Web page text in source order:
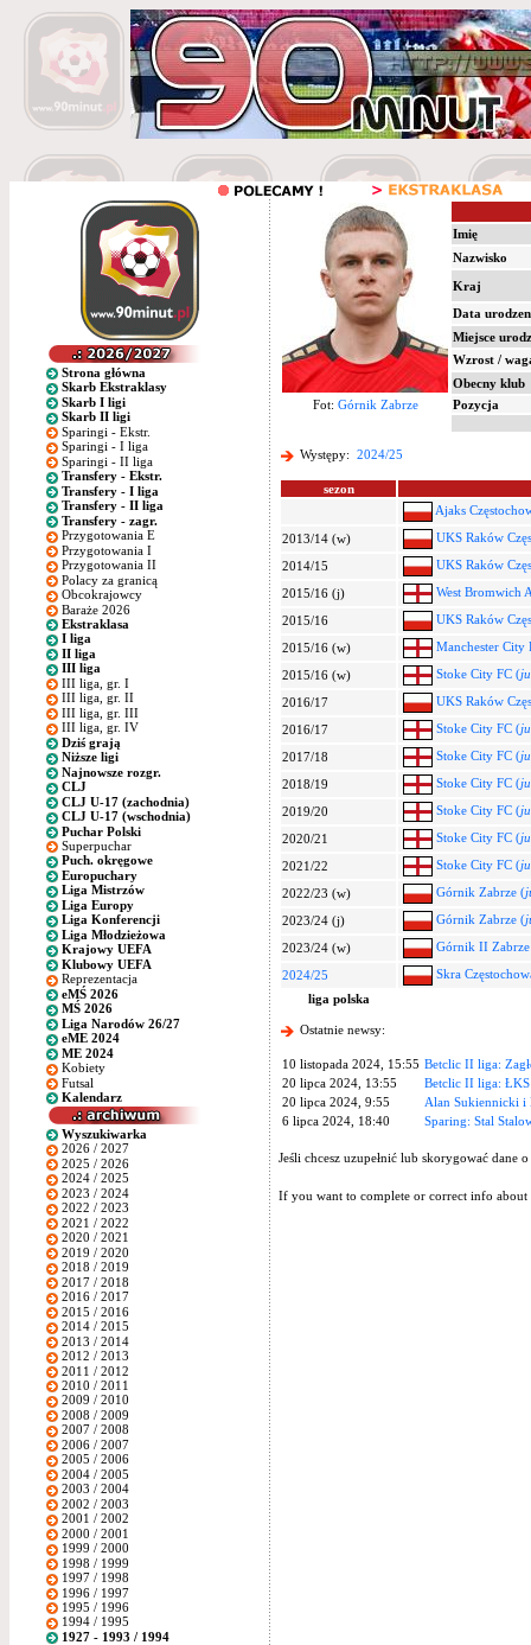
Strona główna
Skarb Ekstraklasy
Skarb I ligi
Skarb II ligi
Sparingi - Ekstr.
Sparingi - I liga
Sparingi - II liga
Transfery - Ekstr.
Transfery - I liga
Transfery - II liga
Transfery - zagr.
Przygotowania E
Przygotowania I
Przygotowania II
Polacy za granicą
Obcokrajowcy
Baraże 2026
Ekstraklasa
I liga
II liga
III liga
III liga, gr. I
III liga, gr. II
III liga, gr. III
III liga, gr. IV
Dziś grają
Niższe ligi
Najnowsze rozgr.
CLJ
CLJ U-17 (zachodnia)
CLJ U-17 (wschodnia)
Puchar Polski
Superpuchar
Puch. okręgowe
Europuchary
Liga Mistrzów
Liga Europy
Liga Konferencji
Liga Młodzieżowa
Krajowy UEFA
Klubowy UEFA
Reprezentacja
eMŚ 2026
MŚ 2026
Liga Narodów 26/27
eME 2024
ME 2024
Kobiety
Futsal
Kalendarz
Wyszukiwarka
2026 / 2027
2025 / 2026
2024 / 2025
2023 / 2024
2022 / 2023
2021 / 2022
2020 / 2021
2019 / 2020
2018 / 2019
2017 / 2018
2016 / 2017
2015 / 2016
2014 / 2015
2013 / 2014
2012 / 2013
2011 / 2012
2010 / 2011
2009 / 2010
2008 / 2009
2007 / 2008
2006 / 2007
2005 / 2006
2004 / 2005
2003 / 2004
2002 / 2003
2001 / 2002
2000 / 2001
1999 / 2000
1998 / 1999
1997 / 1998
1996 / 1997
1995 / 1996
1994 / 1995
1927 - 1993 / 1994
Imię
Nazwisko
Kraj
Data
Miejsce
Wzrost /
Obecny klub
Fot: Górnik Zabrze Pozycja
Występy: 2024/25
sezon
Ajaks
2013/14 (w)
UKS Raków
2014/15
UKS Raków
2015/16 (j)
West Bromwich
2015/16
UKS Raków
2015/16 (w)
Manchester City
2015/16 (w)
Stoke City FC (
2016/17
UKS Raków
2016/17
Stoke City FC (
2017/18
Stoke City FC (
2018/19
Stoke City FC (
2019/20
Stoke City FC (
2020/21
Stoke City FC (
2021/22
Stoke City FC (
2022/23 (w)
Górnik Zabrze (
2023/24 (j)
Górnik Zabrze (
2023/24 (w)
Górnik II Zabrze
2024/25
Skra
liga polska
Ostatnie newsy:
10 listopada 2024, 15:55 Betclic II liga:
20 lipca 2024, 13:55
Betclic II liga:
20 lipca 2024, 9:55
Alan Sukiennicki i
6 lipca 2024, 18:40
Sparing: Stal
Jeśli chcesz uzupełnić lub skorygować
If you want to complete or correct info